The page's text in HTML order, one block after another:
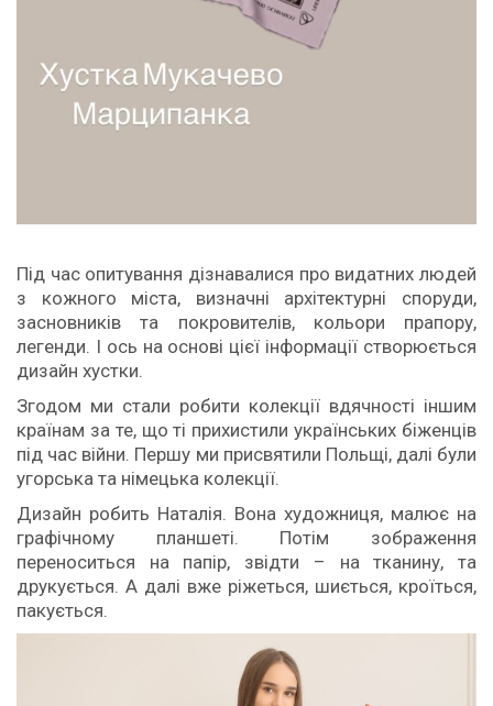
Під час опитування дізнавалися про видатних людей
з кожного міста, визначні архітектурні споруди,
засновників та покровителів, кольори прапору,
легенди. І ось на основі цієї інформації створюється
дизайн хустки.
Згодом ми стали робити колекції вдячності іншим
країнам за те, що ті прихистили українських біженців
під час війни. Першу ми присвятили Польщі, далі були
угорська та німецька колекції.
Дизайн робить Наталія. Вона художниця, малює на
графічному планшеті. Потім зображення
переноситься на папір, звідти – на тканину, та
друкується. А далі вже ріжеться, шиється, кроїться,
пакується.